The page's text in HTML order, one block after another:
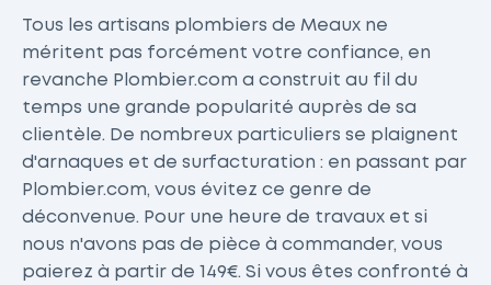
Tous les artisans plombiers de Meaux ne
méritent pas forcément votre confiance, en
revanche Plombier.com a construit au fil du
temps une grande popularité auprès de sa
clientèle. De nombreux particuliers se plaignent
d'arnaques et de surfacturation : en passant par
Plombier.com, vous évitez ce genre de
déconvenue. Pour une heure de travaux et si
nous n'avons pas de pièce à commander, vous
paierez à partir de 149€. Si vous êtes confronté à